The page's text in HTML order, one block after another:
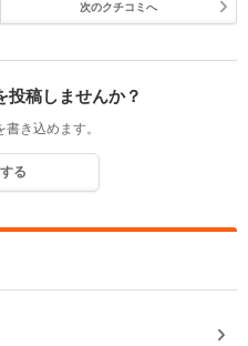
次のクチコミへ
投稿しませんか？
き込めます。
る